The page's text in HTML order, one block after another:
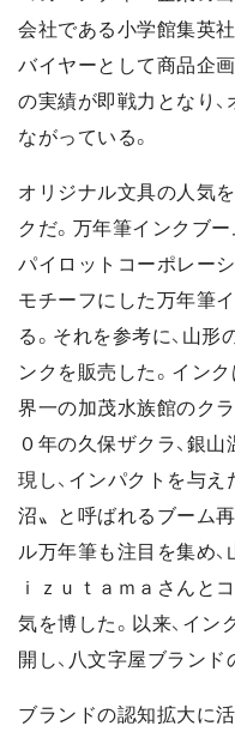
会社である小学館集英
バイヤーとして商品企
の実績が即戦力となり
ながっている。
オリジナル文具の人気
クだ。万年筆インクブ
パイロットコーポレー
モチーフにした万年筆イ
る。それを参考に、山
ンクを販売した。イン
界一の加茂水族館のク
０年の久保ザクラ、銀
現し、インパクトを与
沼〟と呼ばれるブーム
ル万年筆も注目を集め
ｉｚｕｔａｍａさんと
気を博した。以来、イン
開し、八文字屋ブランド
ブランドの認知拡大に